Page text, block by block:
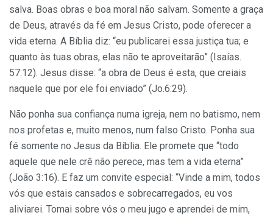
salva. Boas obras e boa moral não salvam. Somente a graça
de Deus, através da fé em Jesus Cristo, pode oferecer a
vida eterna. A Bíblia diz: “eu publicarei essa justiça tua; e
quanto às tuas obras, elas não te aproveitarão” (Isaías.
57:12). Jesus disse: “a obra de Deus é esta, que creiais
naquele que por ele foi enviado” (Jo.6:29).
Não ponha sua confiança numa igreja, nem no batismo, nem
nos profetas e, muito menos, num falso Cristo. Ponha sua
fé somente no Jesus da Bíblia. Ele promete que “todo
aquele que nele crê não perece, mas tem a vida eterna”
(João 3:16). E faz um convite especial: “Vinde a mim, todos
vós que estais cansados e sobrecarregados, eu vos
aliviarei. Tomai sobre vós o meu jugo e aprendei de mim,